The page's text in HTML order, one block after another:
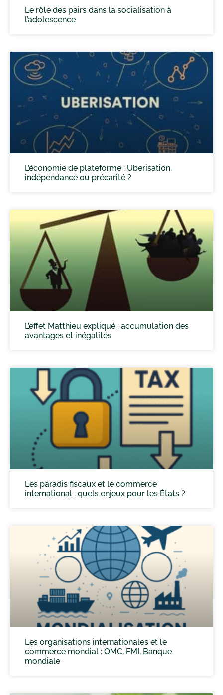
Le rôle des pairs dans la socialisation à
l’adolescence
L’économie de plateforme : Uberisation,
indépendance ou précarité ?
L’effet Matthieu expliqué : accumulation des
avantages et inégalités
Les paradis fiscaux et le commerce
international : quels enjeux pour les États ?
Les organisations internationales et le
commerce mondial : OMC, FMI, Banque
mondiale